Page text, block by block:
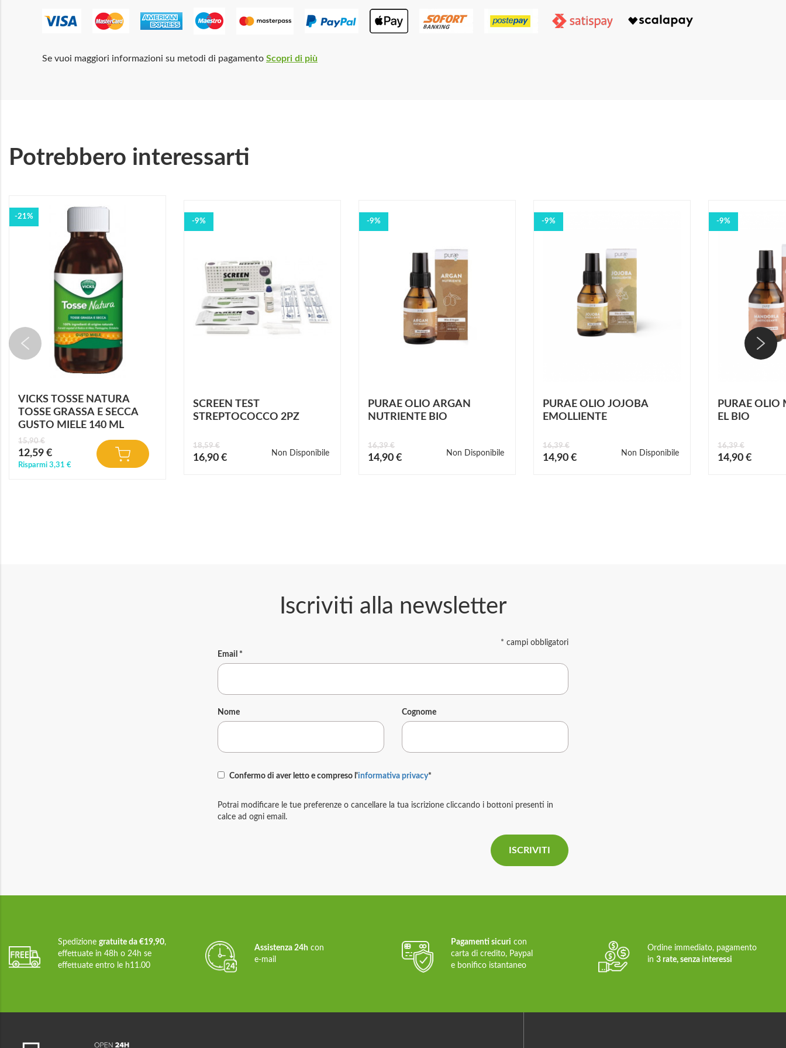
Se vuoi maggiori informazioni su metodi di pagamento Scopri di più
Potrebbero interessarti
-21%
VICKS TOSSE NATURA
TOSSE GRASSA E SECCA
GUSTO MIELE 140 ML
Prezzo
speciale
12,59 €
15,90 €
Risparmi 3,31 €
-9%
SCREEN TEST
STREPTOCOCCO 2PZ
Prezzo
speciale
16,90 €
18,59 €
Non Disponibile
-9%
PURAE OLIO ARGAN
NUTRIENTE BIO
Prezzo
speciale
14,90 €
16,39 €
Non Disponibile
-9%
PURAE OLIO JOJOBA
EMOLLIENTE
Prezzo
speciale
14,90 €
16,39 €
Non Disponibile
-9%
PURAE OLIO
EL BIO
Prezzo
speciale
14,90 €
16,39 €
Iscriviti alla newsletter
* campi obbligatori
Email *
Nome Cognome
Confermo di aver letto e compreso l'informativa privacy*
Potrai modificare le tue preferenze o cancellare la tua iscrizione cliccando i bottoni presenti in
calce ad ogni email.
Spedizione gratuite da €19,90,
effettuate in 48h o 24h se
effettuate entro le h11.00
Assistenza 24h con
e-mail
Pagamenti sicuri con
carta di credito, Paypal
e bonifico istantaneo
Ordine immediato, pagamento
in 3 rate, senza interessi